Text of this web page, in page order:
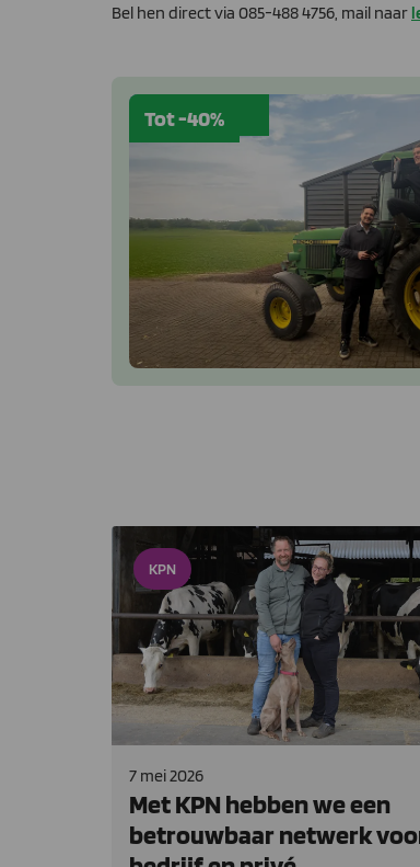
Bel hen direct via 085-488 4756, mail naar
Tot -40%
KPN
7 mei 2026
Met KPN hebben we een
betrouwbaar netwerk